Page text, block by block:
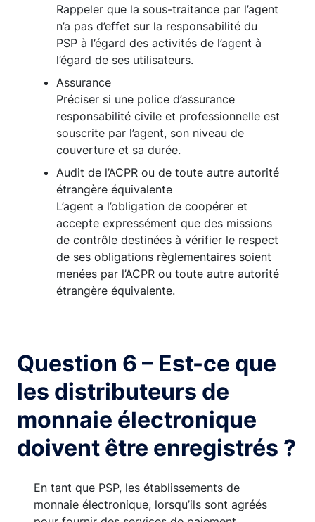
Rappeler que la sous-traitance par l’agent
n’a pas d’effet sur la responsabilité du
PSP à l’égard des activités de l’agent à
l’égard de ses utilisateurs.
Assurance
Préciser si une police d’assurance
responsabilité civile et professionnelle est
souscrite par l’agent, son niveau de
couverture et sa durée.
Audit de l’ACPR ou de toute autre autorité
étrangère équivalente
L’agent a l’obligation de coopérer et
accepte expressément que des missions
de contrôle destinées à vérifier le respect
de ses obligations règlementaires soient
menées par l’ACPR ou toute autre autorité
étrangère équivalente.
Question 6 – Est-ce que
les distributeurs de
monnaie électronique
doivent être enregistrés ?
En tant que PSP, les établissements de
monnaie électronique, lorsqu’ils sont agréés